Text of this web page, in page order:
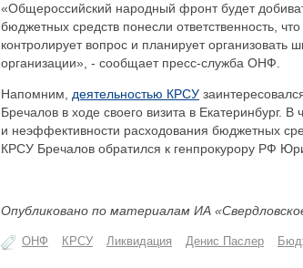
«Общероссийский народный фронт будет
бюджетных средств понесли ответственность,
контролирует вопрос и планирует
организации», - сообщает пресс-служба ОНФ.
Напомним, деятельностью КРСУ
Бречалов в ходе своего визита в Екатеринбург. В
и неэффективности расходования бюджетных
КРСУ Бречалов обратился к генпрокурору РФ
Опубликовано по материалам ИА
ОНФ КРСУ Ликвидация Денис Паслер